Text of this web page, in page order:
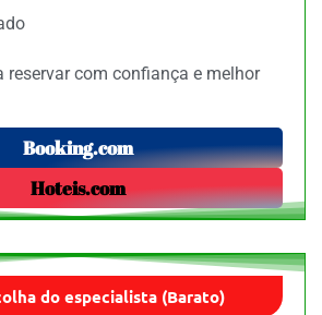
reservar com confiança e melhor
Booking.com
Hoteis.com
do especialista (Barato)